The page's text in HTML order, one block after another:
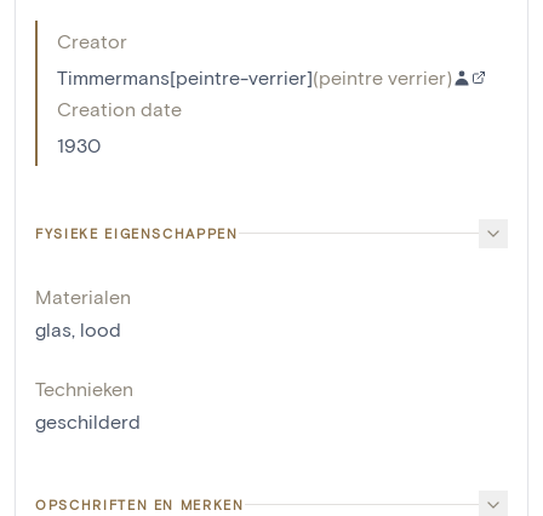
Creator
Timmermans[peintre-verrier](peintre verrier)
Creation date
1930
FYSIEKE EIGENSCHAPPEN
Materialen
glas lood
Technieken
geschilderd
OPSCHRIFTEN EN MERKEN